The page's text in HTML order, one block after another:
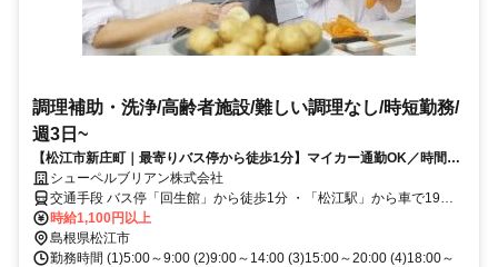
調理補助・洗浄/高齢者施設/難しい調理なし/時短勤務/
週3日~
【松江市新庄町｜最寄りバス停から徒歩1分】マイカー通勤OK／時間・
日数など相談OK／未経験OK／シフトパターン色々！生活スタイルに合
った働き方が叶います♪
シューペルブリアン株式会社
交通手段 バス停「回生館」から徒歩1分 ・「松江駅」から車で19分
☆マイカー通勤OK！(駐車場あり) ☆転勤なし！ 【最寄り駅】 ・ＪＲ
山陰本線「松江駅」
時給1,100円以上
島根県松江市
勤務時間 (1)5:00～9:00 (2)9:00～14:00 (3)15:00～20:00 (4)18:00～